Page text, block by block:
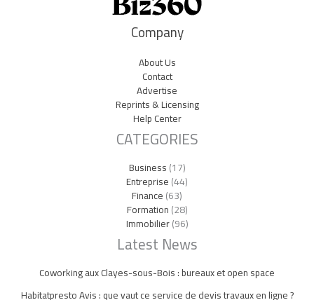
Company
About Us
Contact
Advertise
Reprints & Licensing
Help Center
CATEGORIES
Business(17)
Entreprise(44)
Finance(63)
Formation(28)
Immobilier(96)
Latest News
Coworking aux Clayes-sous-Bois : bureaux et open space
Habitatpresto Avis : que vaut ce service de devis travaux en ligne ?